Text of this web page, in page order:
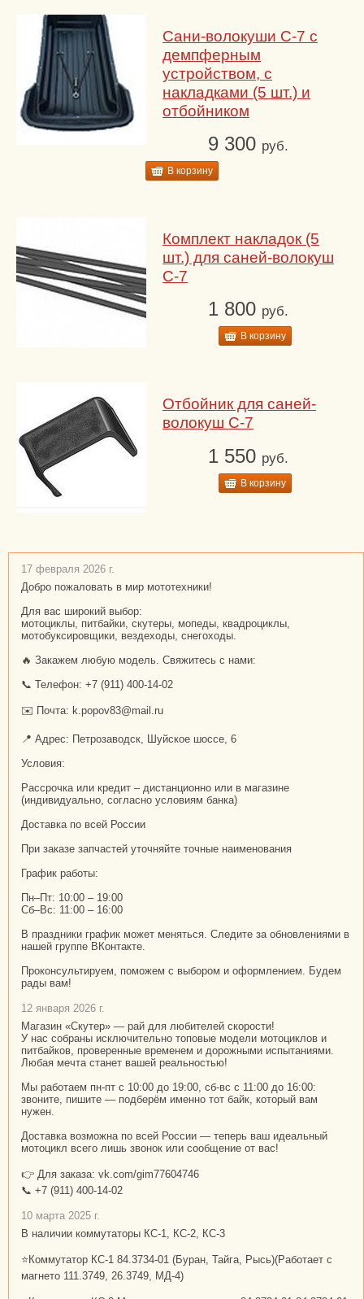
Сани-волокуши С-7 с
демпферным
устройством, с
накладками (5 шт.) и
отбойником
9 300 руб.
В корзину
Комплект накладок (5
шт.) для саней-волокуш
С-7
1 800 руб.
В корзину
Отбойник для саней-
волокуш С-7
1 550 руб.
В корзину
17 февраля 2026 г.
Добро пожаловать в мир мототехники!
Для вас широкий выбор:
мотоциклы, питбайки, скутеры, мопеды, квадроциклы,
мотобуксировщики, вездеходы, снегоходы.
🔥 Закажем любую модель. Свяжитесь с нами:
📞 Телефон: +7 (911) 400-14-02
✉️ Почта: k.popov83@mail.ru
📍 Адрес: Петрозаводск, Шуйское шоссе, 6
Условия:
Рассрочка или кредит – дистанционно или в магазине
(индивидуально, согласно условиям банка)
Доставка по всей России
При заказе запчастей уточняйте точные наименования
График работы:
Пн–Пт: 10:00 – 19:00
Сб–Вс: 11:00 – 16:00
В праздники график может меняться. Следите за обновлениями в
нашей группе ВКонтакте.
Проконсультируем, поможем с выбором и оформлением. Будем
рады вам!
12 января 2026 г.
Магазин «Скутер» — рай для любителей скорости!
У нас собраны исключительно топовые модели мотоциклов и
питбайков, проверенные временем и дорожными испытаниями.
Любая мечта станет вашей реальностью!
Мы работаем пн-пт с 10:00 до 19:00, сб-вс с 11:00 до 16:00:
звоните, пишите — подберём именно тот байк, который вам
нужен.
Доставка возможна по всей России — теперь ваш идеальный
мотоцикл всего лишь звонок или сообщение от вас!
👉 Для заказа: vk.com/gim77604746
📞 +7 (911) 400-14-02
10 марта 2025 г.
В наличии коммутаторы КС-1, КС-2, КС-3
⭐Коммутатор КС-1 84.3734-01 (Буран, Тайга, Рысь)(Работает с
магнето 111.3749, 26.3749, МД-4)